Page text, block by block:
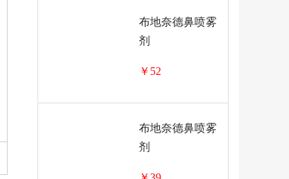
布地奈德鼻喷雾
剂
￥52
布地奈德鼻喷雾
剂